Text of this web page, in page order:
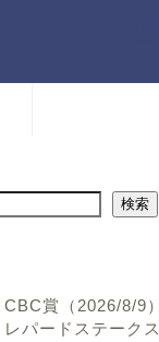
検索
CBC賞（2026/8/9）
レパードステークス